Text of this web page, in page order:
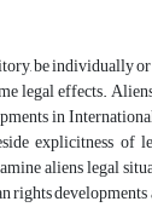
be individually
legal effects.
in
explicitness
aliens legal
rights